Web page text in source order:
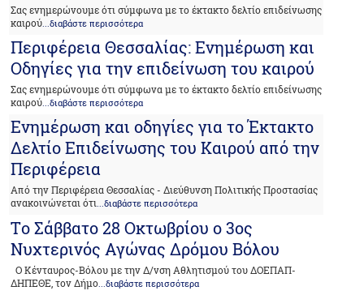
Σας ενημερώνουμε ότι σύμφωνα με το έκτακτο δελτίο επιδείνωσης
καιρού...διαβάστε περισσότερα
Περιφέρεια Θεσσαλίας: Ενημέρωση και
Οδηγίες για την επιδείνωση του καιρού
Σας ενημερώνουμε ότι σύμφωνα με το έκτακτο δελτίο επιδείνωσης
καιρού...διαβάστε περισσότερα
Ενημέρωση και οδηγίες για το Έκτακτο
Δελτίο Επιδείνωσης του Καιρού από την
Περιφέρεια
Από την Περιφέρεια Θεσσαλίας - Διεύθυνση Πολιτικής Προστασίας
ανακοινώνεται ότι...διαβάστε περισσότερα
Tο Σάββατο 28 Οκτωβρίου ο 3ος
Νυχτερινός Αγώνας Δρόμου Βόλου
Ο Κένταυρος-Βόλου με την Δ/νση Αθλητισμού του ΔΟΕΠΑΠ-
ΔΗΠΕΘΕ, τον Δήμο ...διαβάστε περισσότερα